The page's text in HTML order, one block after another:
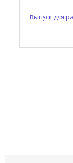
Выпуск для
Консоль
Раковина